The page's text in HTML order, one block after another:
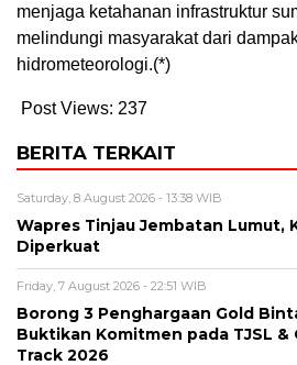
menjaga ketahanan infrastruktur
melindungi masyarakat dari
hidrometeorologi.(*)
Post Views: 237
BERITA TERKAIT
Saturday, 8 August 2026 - 13:38 WIB
Wapres Tinjau Jembatan Lumut,
Diperkuat
Friday, 7 August 2026 - 22:51 WIB
Borong 3 Penghargaan Gold
Buktikan Komitmen pada TJSL &
Track 2026